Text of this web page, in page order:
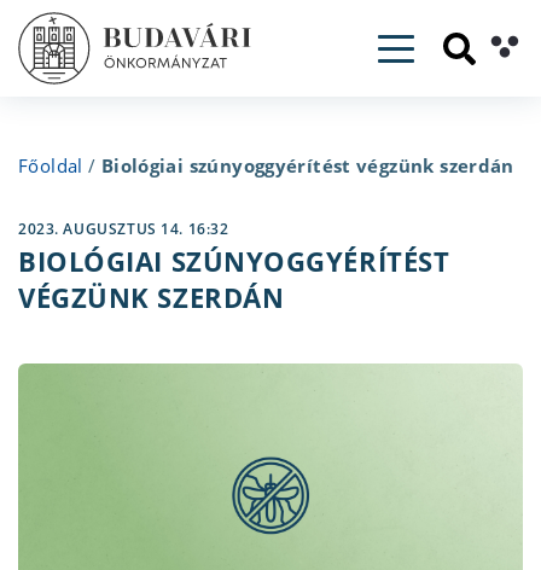
Toggle
Főoldal / Biológiai szúnyoggyérítést végzünk szerdán
2023. AUGUSZTUS 14. 16:32
BIOLÓGIAI SZÚNYOGGYÉRÍTÉST
VÉGZÜNK SZERDÁN